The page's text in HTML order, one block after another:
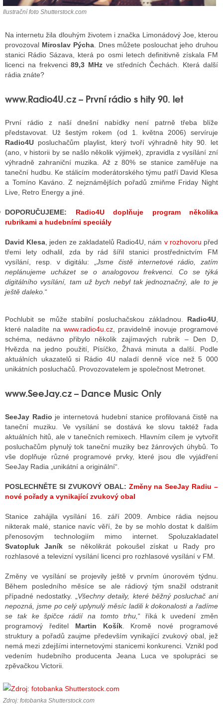
TISK
STÁT BLOGEREM
BLOGERA
DISKUTÉRA NA RADIOTV
Ilustrační foto Shutterstock.com
Na internetu žila dlouhým životem i značka Limonádový Joe, kterou
provozoval Miroslav Pýcha. Dnes můžete poslouchat jeho druhou
stanici Rádio Sázava, která po osmi letech definitivně získala FM
licenci na frekvenci89,3 MHz ve středních Čechách. Která další
rádia znáte?
www.Radio4U.cz – První rádio s hity 90. let
První rádio z naší dnešní nabídky není patrně třeba blíže
představovat. Už šestým rokem (od 1. května 2006) servíruje
Radio4U posluchačům playlist, který tvoří výhradně hity 90. let
(ano, v historii by se našlo několik výjimek), zpravidla z vysílání zní
výhradně zahraniční muzika. Až z 80% se stanice zaměřuje na
taneční hudbu. Ke stálicím moderátorského týmu patří David Klesa
a Tomíno Kaváno. Z nejznámějších pořadů zmiňme Friday Night
Live, Retro Energy a jiné.
DOPORUČUJEME: Radio4U doplňuje program několika
rubrikami a hudebními speciály
David Klesa , jeden ze zakladatelů Radio4U, nám v rozhovoru před
třemi lety odhalil, zda by rád šířil stanici prostřednictvím FM
vysílání, resp. v digitálu:
Jsme čistě internetové rádio, zatím
neplánujeme ucházet se o analogovou frekvenci. Co se týká
digitálního vysílání, tam už bych nebyl tak jednoznačný, ale to je
ještě daleko. “
Pochlubit se může stabilní posluchačskou základnou. Radio4U
které naladíte na www.radio4u.cz , pravidelně inovuje programové
schéma, nedávno přibylo několik zajímavých rubrik – Den D,
Hvězda na jedno použití, Písíčko, Žhavá minuta a další. Podle
aktuálních ukazatelů si Rádio 4U naladí denně více než 5 000
unikátních posluchačů. Provozovatelem je společnost Metronet.
www.SeeJay.cz – Dance Music Only
SeeJay Radio je internetová hudební stanice profilovaná čistě na
taneční muziku. Ve vysílání se dostává ke slovu taktéž řada
aktuálních hitů, ale v tanečních remixech. Hlavním cílem je vytvořit
posluchačům plynulý tok taneční muziky bez žánrových úhybů. To
vše doplňuje různé programové prvky, které jsou dle vyjádření
SeeJay Radia
unikátní a originální“.
POSLECHNĚTE SI ZVUKOVÝ OBAL: Změny na SeeJay Radiu –
nové pořady a vynikající zvukový obal
Stanice zahájila vysílání 16. září 2009. Ambice rádia nejsou
nikterak malé, stanice navíc věří, že by se mohlo dostat k dalším
přenosovým technologiím mimo internet. Spoluzakladatel
Svatopluk Janík se několikrát pokoušel získat u Rady pro
rozhlasové a televizní vysílání licenci pro rozhlasové vysílání v FM.
Změny ve vysílání se projevily ještě v prvním únorovém týdnu.
Během posledního měsíce se ale rádiový tým snažil odstranit
případné nedostatky. „ Všechny detaily, které běžný posluchač ani
nepozná, jsme po celý uplynulý měsíc ladili k dokonalosti a řadíme
se tak ke špičce rádií na tomto trhu, “ říká k uvedení změn
programový ředitel Martin Košík. Kromě nové programové
struktury a pořadů zaujme především vynikající zvukový obal, jež
nemá mezi zdejšími internetovými stanicemi konkurenci. Vznikl pod
vedením hudebního producenta Jeana Luca ve spolupráci se
zpěvačkou Victorii.
Zdroj: fotobanka Shutterstock.com